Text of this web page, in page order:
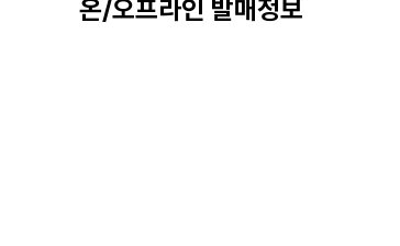
온/오프라인 발매정보